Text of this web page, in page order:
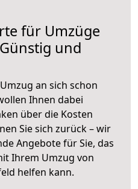
für Umzüge
Günstig und
an sich schon
Ihnen dabei
über die Kosten
Sie sich zurück – wir
Angebote für Sie, das
Ihrem Umzug von
helfen kann.